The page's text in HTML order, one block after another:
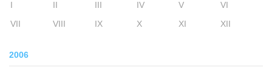
I II III IV V
VI
VII
VIII IX X XI XII
2006